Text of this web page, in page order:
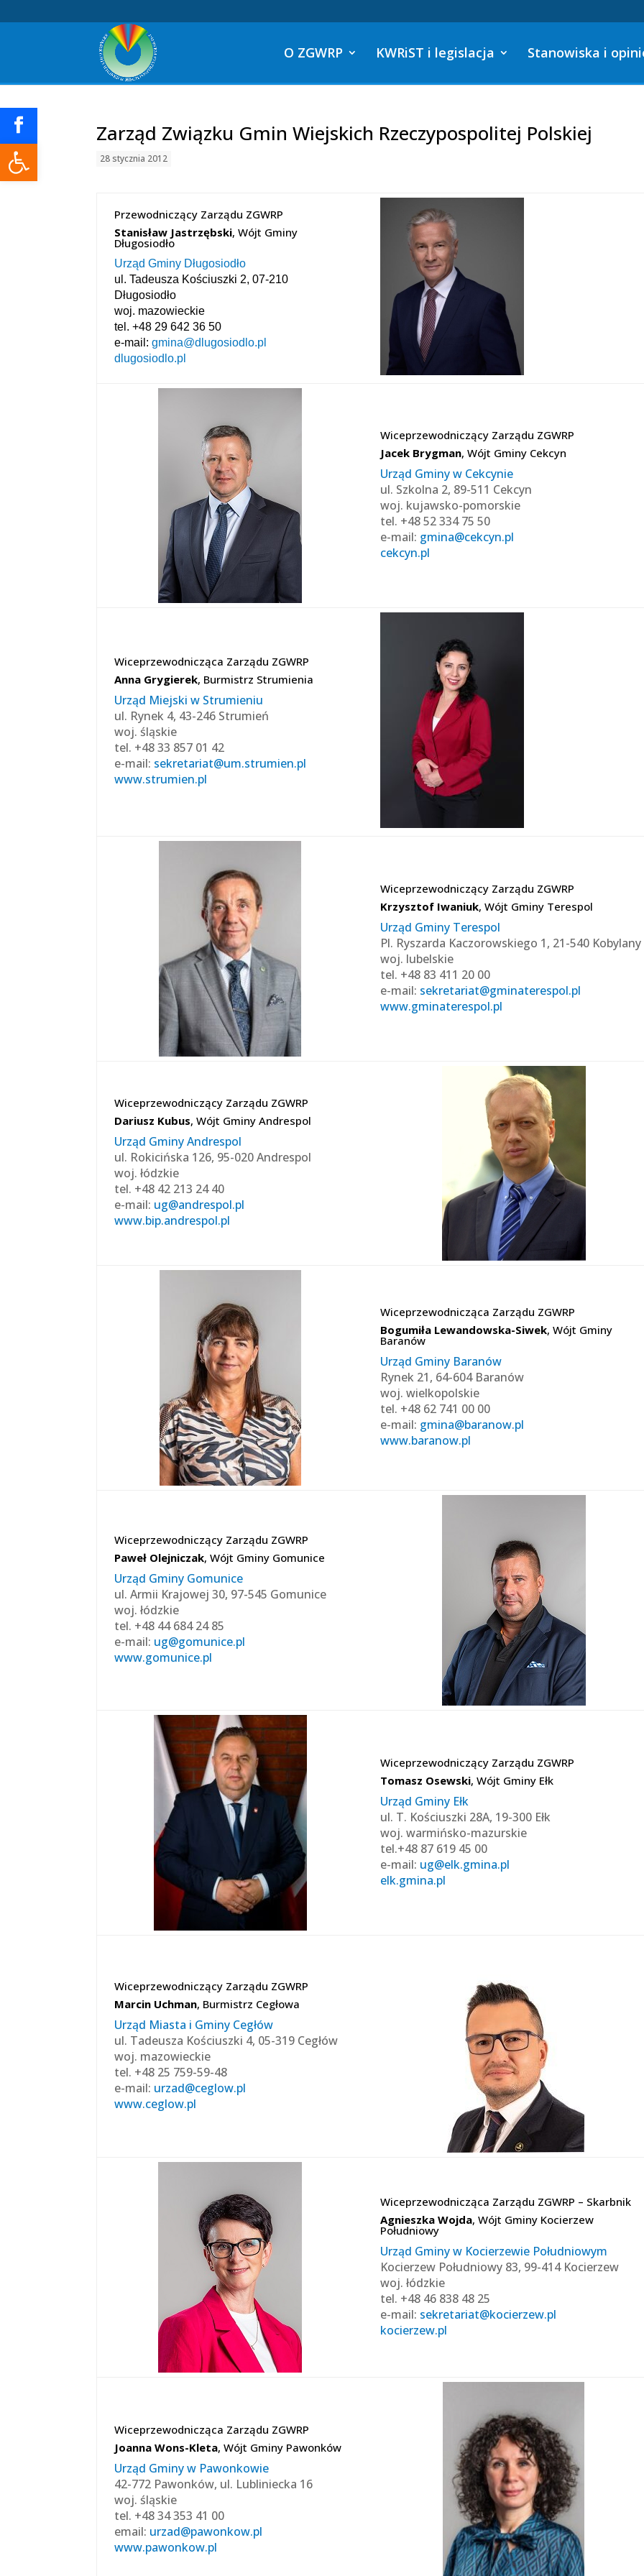
Otwórz pasek narzędzi
O ZGWRP KWRiST i legislacja Stanowiska i
Zarząd Związku Gmin Wiejskich Rzeczypospolitej Polskiej
28 stycznia 2012
Przewodniczący Zarządu ZGWRP
Stanisław Jastrzębski, Wójt Gminy
Długosiodło
Urząd Gminy Długosiodło
ul. Tadeusza Kościuszki 2, 07-210
Długosiodło
woj. mazowieckie
tel. +48 29 642 36 50
e-mail:gmina@dlugosiodlo.pl
dlugosiodlo.pl
Wiceprzewodniczący Zarządu ZGWRP
Jacek Brygman, Wójt Gminy Cekcyn
Urząd Gminy w Cekcynie
ul. Szkolna 2, 89-511 Cekcyn
woj. kujawsko-pomorskie
tel. +48 52 334 75 50
e-mail: gmina@cekcyn.pl
cekcyn.pl
Wiceprzewodnicząca Zarządu ZGWRP
Anna Grygierek, Burmistrz Strumienia
Urząd Miejski w Strumieniu
ul. Rynek 4, 43-246 Strumień
woj. śląskie
tel. +48 33 857 01 42
e-mail: sekretariat@um.strumien.pl
www.strumien.pl
Wiceprzewodniczący Zarządu ZGWRP
Krzysztof Iwaniuk, Wójt Gminy Terespol
Urząd Gminy Terespol
Pl. Ryszarda Kaczorowskiego 1, 21-540 Kobylany
woj. lubelskie
tel. +48 83 411 20 00
e-mail: sekretariat@gminaterespol.pl
www.gminaterespol.pl
Wiceprzewodniczący Zarządu ZGWRP
Dariusz Kubus, Wójt Gminy Andrespol
Urząd Gminy Andrespol
ul. Rokicińska 126, 95-020 Andrespol
woj. łódzkie
tel. +48 42 213 24 40
e-mail: ug@andrespol.pl
www.bip.andrespol.pl
Wiceprzewodnicząca Zarządu ZGWRP
Bogumiła Lewandowska-Siwek, Wójt Gminy
Baranów
Urząd Gminy Baranów
Rynek 21, 64-604 Baranów
woj. wielkopolskie
tel. +48 62 741 00 00
e-mail: gmina@baranow.pl
www.baranow.pl
Wiceprzewodniczący Zarządu ZGWRP
Paweł Olejniczak, Wójt Gminy Gomunice
Urząd Gminy Gomunice
ul. Armii Krajowej 30, 97-545 Gomunice
woj. łódzkie
tel. +48 44 684 24 85
e-mail: ug@gomunice.pl
www.gomunice.pl
Wiceprzewodniczący Zarządu ZGWRP
Tomasz Osewski, Wójt Gminy Ełk
Urząd Gminy Ełk
ul. T. Kościuszki 28A, 19-300 Ełk
woj. warmińsko-mazurskie
tel.+48 87 619 45 00
e-mail: ug@elk.gmina.pl
elk.gmina.pl
Wiceprzewodniczący Zarządu ZGWRP
Marcin Uchman, Burmistrz Cegłowa
Urząd Miasta i Gminy Cegłów
ul. Tadeusza Kościuszki 4, 05-319 Cegłów
woj. mazowieckie
tel. +48 25 759-59-48
e-mail: urzad@ceglow.pl
www.ceglow.pl
Wiceprzewodnicząca Zarządu ZGWRP – Skarbnik
Agnieszka Wojda, Wójt Gminy Kocierzew
Południowy
Urząd Gminy w Kocierzewie Południowym
Kocierzew Południowy 83, 99-414 Kocierzew
woj. łódzkie
tel. +48 46 838 48 25
e-mail: sekretariat@kocierzew.pl
kocierzew.pl
Wiceprzewodnicząca Zarządu ZGWRP
Joanna Wons-Kleta, Wójt Gminy Pawonków
Urząd Gminy w Pawonkowie
42-772 Pawonków, ul. Lubliniecka 16
woj. śląskie
tel. +48 34 353 41 00
email: urzad@pawonkow.pl
www.pawonkow.pl